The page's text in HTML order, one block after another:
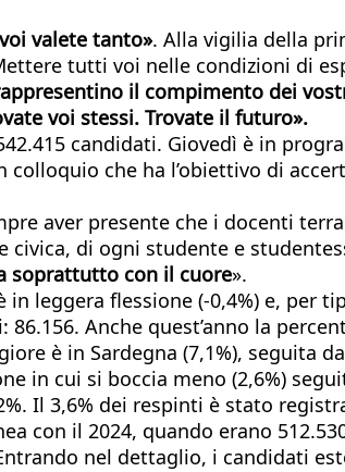
valete tanto». Alla vigilia della
tutti voi nelle condizioni di
il compimento dei
voi stessi. Trovate il futuro».
candidati. Giovedì è in
che ha l’obiettivo di
aver presente che i docenti
civica, di ogni studente e
soprattutto con il cuore».
leggera flessione (-0,4%) e, per
86.156. Anche quest’anno la
è in Sardegna (7,1%), seguita
cui si boccia meno (2,6%)
Il 3,6% dei respinti è stato
con il 2024, quando erano
nel dettaglio, i candidati